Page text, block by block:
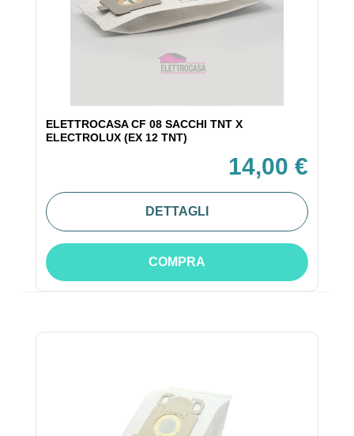
ELETTROCASA CF 08 SACCHI TNT X
ELECTROLUX (EX 12 TNT)
14,00 €
DETTAGLI
COMPRA